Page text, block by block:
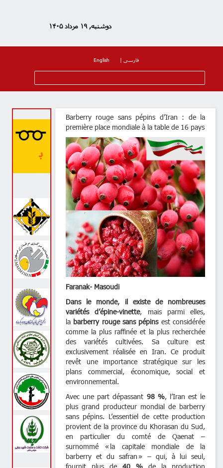
English
Barberry rouge sans pépins d’Iran :
première place mondiale à la table de 16
Faranak- Masoudi
Dans le monde, il existe de
variétés d’épine-vinette, mais parmi
la barberry rouge sans pépinsest
comme la plus raffinée et la plus
des variétés cultivées. Sa culture
exclusivement réalisée en Iran. Ce
revêt une importance stratégique
plans commercial, économique,
environnemental.
Avec une part dépassant98 %, l’Iran
plus grand producteur mondial de
sans pépins. L’essentiel de cette
provient de la province du Khorasan du
en particulier du comté de
surnommé « la capitale mondiale
barberry et du safran » – qui, à lui